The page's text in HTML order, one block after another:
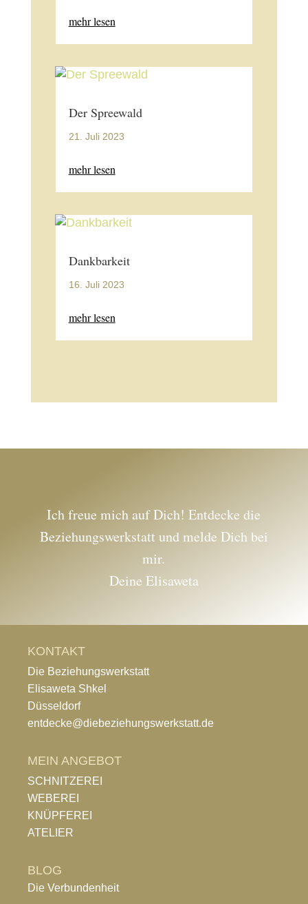
mehr lesen
Der Spreewald
21. Juli 2023
mehr lesen
Dankbarkeit
16. Juli 2023
mehr lesen
Ich freue mich auf Dich! Entdecke die
Beziehungswerkstatt und melde Dich bei
mir.
Deine Elisaweta
KONTAKT
Die Beziehungswerkstatt
Elisaweta Shkel
Düsseldorf
entdecke@diebeziehungswerkstatt.de
MEIN ANGEBOT
SCHNITZEREI
WEBEREI
KNÜPFEREI
ATELIER
BLOG
Die Verbundenheit